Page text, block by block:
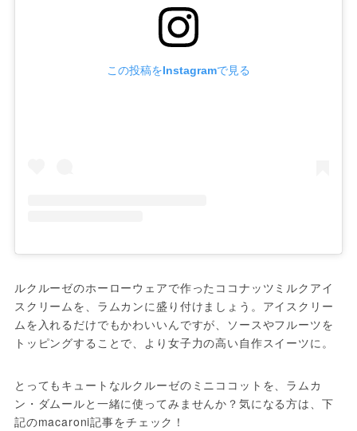
この投稿をInstagramで見る
ルクルーゼのホーローウェアで作ったココナッツミルクアイ
スクリームを、ラムカンに盛り付けましょう。アイスクリー
ムを入れるだけでもかわいいんですが、ソースやフルーツを
トッピングすることで、より女子力の高い自作スイーツに。
とってもキュートなルクルーゼのミニココットを、ラムカ
ン・ダムールと一緒に使ってみませんか？気になる方は、下
記のmacaroni記事をチェック！